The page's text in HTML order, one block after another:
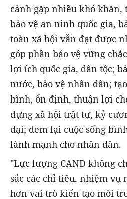
cảnh gặp nhiều khó khăn,
bảo vệ an ninh quốc gia,
toàn xã hội vẫn đạt được
góp phần bảo vệ vững
lợi ích quốc gia, dân tộc;
nước, bảo vệ nhân dân;
bình, ổn định, thuận lợi
dựng xã hội trật tự, kỷ
đại; đem lại cuộc sống
lành mạnh cho nhân dân.
"Lực lượng CAND không
sắc các chỉ tiêu, nhiệm vụ
hơn vai trò kiến tạo môi